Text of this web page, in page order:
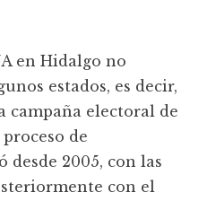
en Hidalgo no
estados, es decir,
campaña electoral de
de
desde 2005, con las
con el